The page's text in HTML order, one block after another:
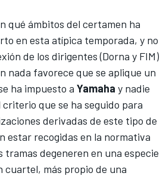
qué ámbitos del certamen ha
en esta atípica temporada, y no
de los dirigentes (Dorna y FIM)
nada favorece que se aplique un
ha impuesto a Yamaha y nadie
que se ha seguido para
derivadas de este tipo de
estar recogidas en la normativa
tramas degeneren en una especie
cuartel, más propio de una